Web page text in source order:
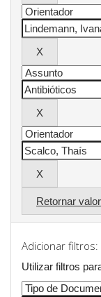
Retornar
Adicionar filtros:
Utilizar filtros